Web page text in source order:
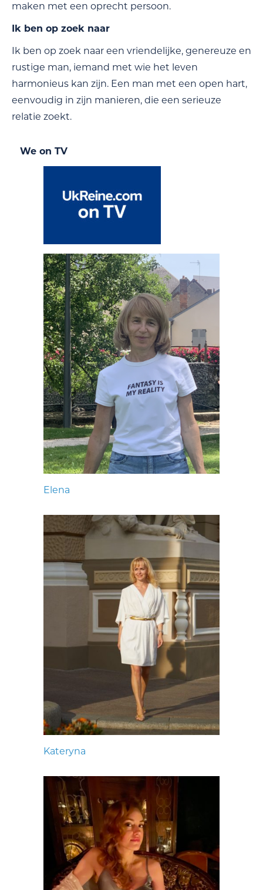
maken met een oprecht persoon.
Ik ben op zoek naar
Ik ben op zoek naar een vriendelijke, genereuze en
rustige man, iemand met wie het leven
harmonieus kan zijn. Een man met een open hart,
eenvoudig in zijn manieren, die een serieuze
relatie zoekt.
We on TV
Elena
Kateryna